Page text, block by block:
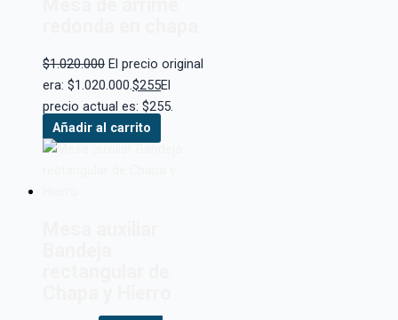
$1.020.000 El precio original
era: $1.020.000.$255El
precio actual es: $255.
Añadir al carrito